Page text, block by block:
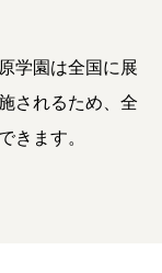
学園は全国に展
されるため、全
きます。